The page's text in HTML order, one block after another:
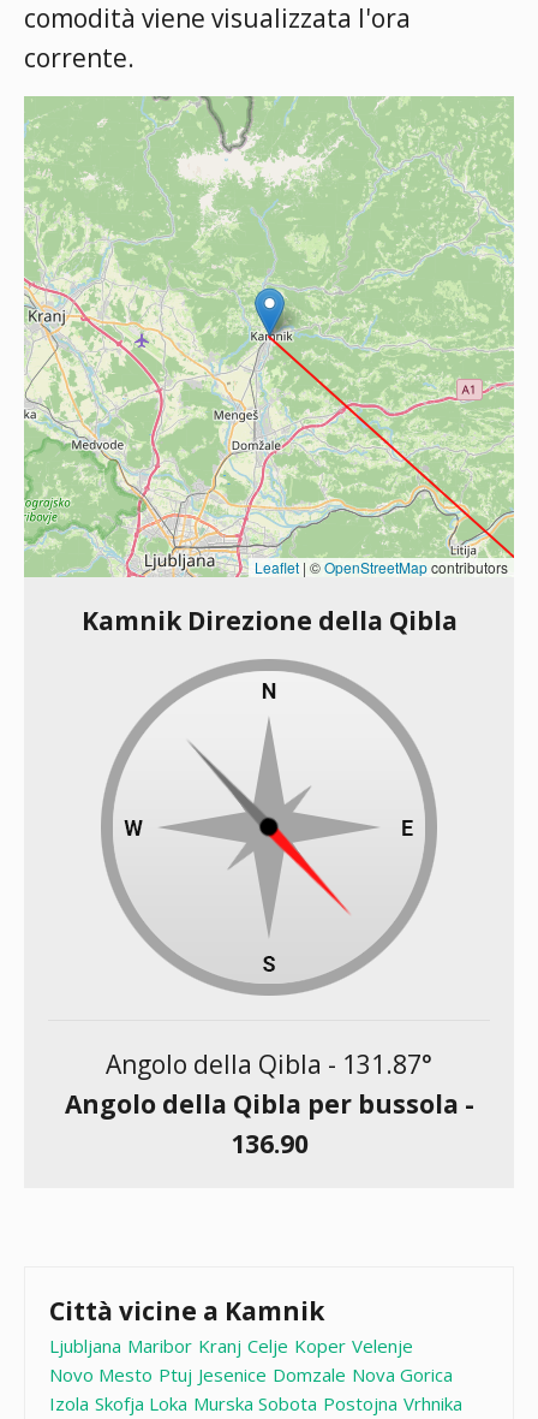
comodità viene visualizzata l'ora
corrente.
Leaflet | ©OpenStreetMapcontributors
Kamnik Direzione della Qibla
Angolo della Qibla - 131.87°
Angolo della Qibla per bussola -
136.90
Città vicine a Kamnik
Ljubljana Maribor Kranj Celje Koper Velenje
Novo Mesto Ptuj Jesenice Domzale Nova Gorica
Izola Skofja Loka Murska Sobota Postojna Vrhnika